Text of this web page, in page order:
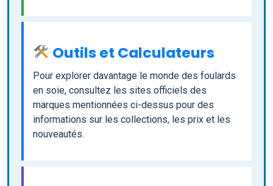
Outils et Calculateurs
Pour explorer davantage le monde des foulards
en soie, consultez les sites officiels des
marques mentionnées ci-dessus pour des
informations sur les collections, les prix et les
nouveautés.